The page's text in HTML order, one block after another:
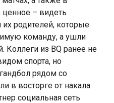
ценное – видеть
их родителей, которые
команду, а ушли
из BQ ранее не
спорта, но
рядом со
в восторге от накала
социальная сеть